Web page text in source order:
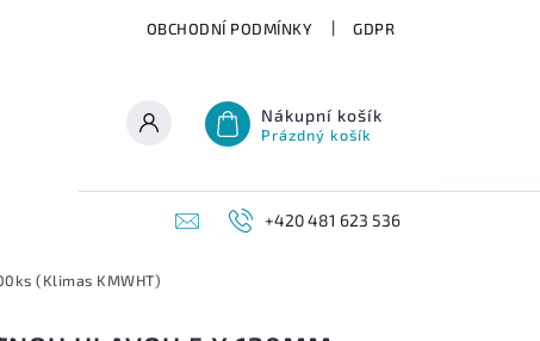
OBCHODNÍ PODMÍNKY GDPR
Nákupní košík
Prázdný košík
+420 481 623 536
(Klimas KMWHT)